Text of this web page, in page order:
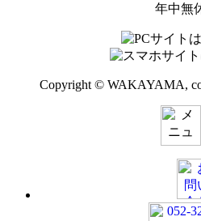
年中無
Copyright © WAKAYAMA,